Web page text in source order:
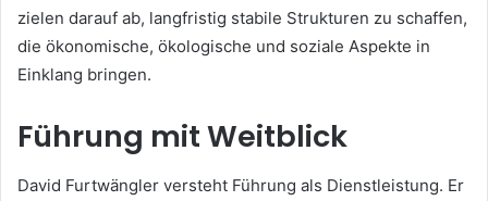
zielen darauf ab, langfristig stabile Strukturen zu schaffen,
die ökonomische, ökologische und soziale Aspekte in
Einklang bringen.
Führung mit Weitblick
David Furtwängler versteht Führung als Dienstleistung. Er